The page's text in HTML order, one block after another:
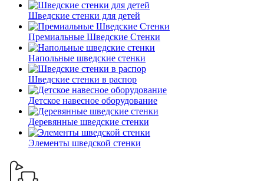
Шведские стенки для детей
Премиальные Шведские Стенки
Напольные шведские стенки
Шведские стенки в распор
Детское навесное оборудование
Деревянные шведские стенки
Элементы шведской стенки